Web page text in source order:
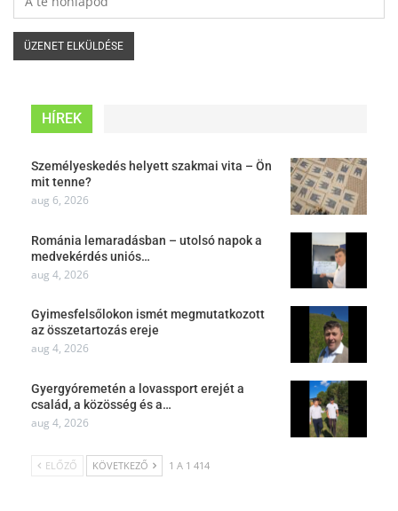
HÍREK
Személyeskedés helyett szakmai vita – Ön
mit tenne?
aug 6, 2026
Románia lemaradásban – utolsó napok a
medvekérdés uniós…
aug 4, 2026
Gyimesfelsőlokon ismét megmutatkozott
az összetartozás ereje
aug 4, 2026
Gyergyóremetén a lovassport erejét a
család, a közösség és a…
aug 4, 2026
ELŐZŐ KÖVETKEZŐ 1 A 1 414